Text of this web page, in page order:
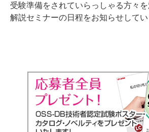
受験準備をされていらっしゃる方々
解説セミナーの日程をお知らせしてい